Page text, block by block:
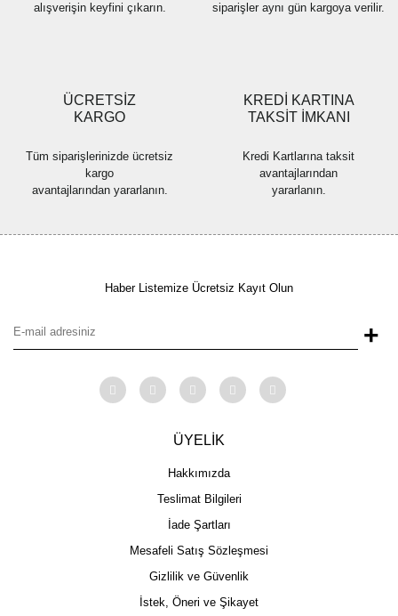
alışverişin keyfini çıkarın.
siparişler aynı gün kargoya verilir.
ÜCRETSİZ
KARGO
Tüm siparişlerinizde ücretsiz
kargo
avantajlarından yararlanın.
KREDİ KARTINA
TAKSİT İMKANI
Kredi Kartlarına taksit
avantajlarından
yararlanın.
Haber Listemize Ücretsiz Kayıt Olun
+
ÜYELİK
Hakkımızda
Teslimat Bilgileri
İade Şartları
Mesafeli Satış Sözleşmesi
Gizlilik ve Güvenlik
İstek, Öneri ve Şikayet